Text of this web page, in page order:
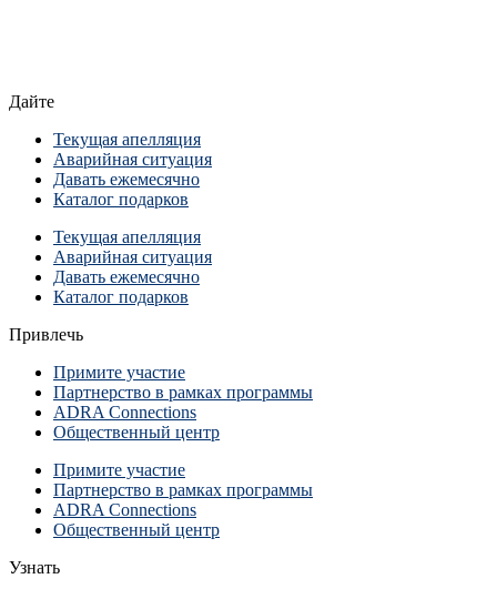
Дайте
Текущая апелляция
Аварийная ситуация
Давать ежемесячно
Каталог подарков
Текущая апелляция
Аварийная ситуация
Давать ежемесячно
Каталог подарков
Привлечь
Примите участие
Партнерство в рамках программы
ADRA Connections
Общественный центр
Примите участие
Партнерство в рамках программы
ADRA Connections
Общественный центр
Узнать